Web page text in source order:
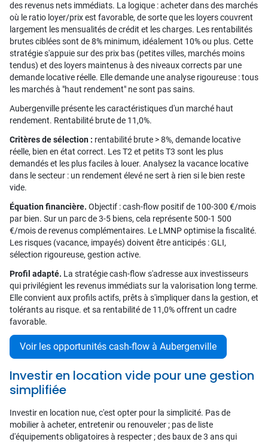
des revenus nets immédiats. La logique : acheter dans des marchés
où le ratio loyer/prix est favorable, de sorte que les loyers couvrent
largement les mensualités de crédit et les charges. Les rentabilités
brutes ciblées sont de 8% minimum, idéalement 10% ou plus. Cette
stratégie s'appuie sur des prix bas (petites villes, marchés moins
tendus) et des loyers maintenus à des niveaux corrects par une
demande locative réelle. Elle demande une analyse rigoureuse : tous
les marchés à "haut rendement" ne sont pas sains.
Aubergenville présente les caractéristiques d'un marché haut
rendement. Rentabilité brute de 11,0%.
Critères de sélection : rentabilité brute > 8%, demande locative
réelle, bien en état correct. Les T2 et petits T3 sont les plus
demandés et les plus faciles à louer. Analysez la vacance locative
dans le secteur : un rendement élevé ne sert à rien si le bien reste
vide.
Équation financière. Objectif : cash-flow positif de 100-300 €/mois
par bien. Sur un parc de 3-5 biens, cela représente 500-1 500
€/mois de revenus complémentaires. Le LMNP optimise la fiscalité.
Les risques (vacance, impayés) doivent être anticipés : GLI,
sélection rigoureuse, gestion active.
Profil adapté. La stratégie cash-flow s'adresse aux investisseurs
qui privilégient les revenus immédiats sur la valorisation long terme.
Elle convient aux profils actifs, prêts à s'impliquer dans la gestion, et
tolérants au risque. et sa rentabilité de 11,0% offrent un cadre
favorable.
Voir les opportunités cash-flow à Aubergenville
Investir en location vide pour une gestion
simplifiée
Investir en location nue, c'est opter pour la simplicité. Pas de
mobilier à acheter, entretenir ou renouveler ; pas de liste
d'équipements obligatoires à respecter ; des baux de 3 ans qui